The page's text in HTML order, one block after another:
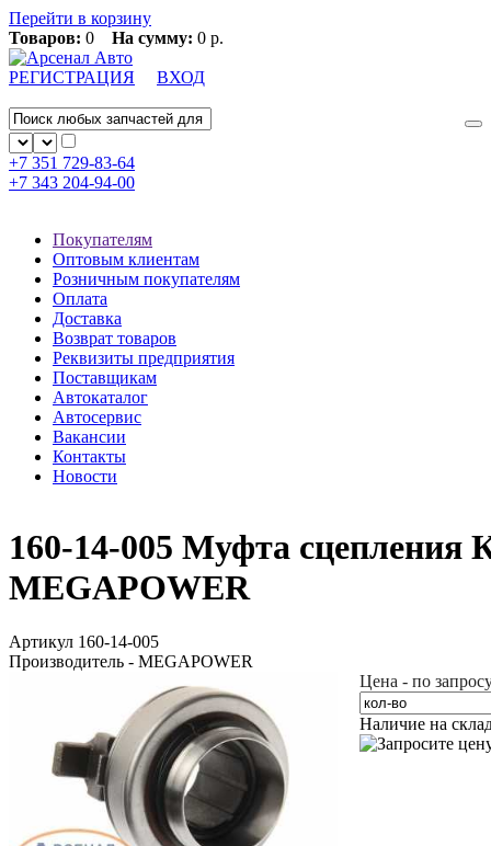
Перейти в корзину
Товаров: 0 На сумму: 0 р.
РЕГИСТРАЦИЯ ВХОД
+7 351 729-83-64
+7 343 204-94-00
Покупателям
Оптовым клиентам
Розничным покупателям
Оплата
Доставка
Возврат товаров
Реквизиты предприятия
Поставщикам
Автокаталог
Автосервис
Вакансии
Контакты
Новости
160-14-005 Муфта
MEGAPOWER
Артикул 160-14-005
Производитель - MEGAPOWER
Цена - по
Наличие на